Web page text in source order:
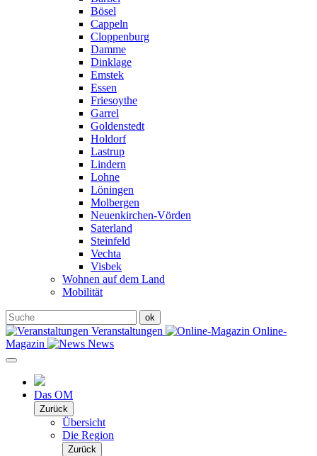
Bösel
Cappeln
Cloppenburg
Damme
Dinklage
Emstek
Essen
Friesoythe
Garrel
Goldenstedt
Holdorf
Lastrup
Lindern
Lohne
Löningen
Molbergen
Neuenkirchen-Vörden
Saterland
Steinfeld
Vechta
Visbek
Wohnen auf dem Land
Mobilität
Veranstaltungen
Online-
Magazin
News
Das OM
Zurück
Übersicht
Die Region
Zurück